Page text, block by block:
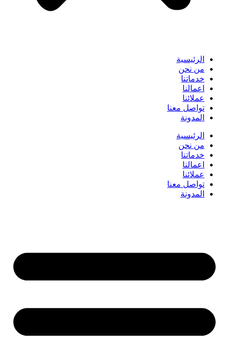
الرئيسية
من نحن
خدماتنا
اعمالنا
عملائنا
تواصل معنا
المدونة
الرئيسية
من نحن
خدماتنا
اعمالنا
عملائنا
تواصل معنا
المدونة